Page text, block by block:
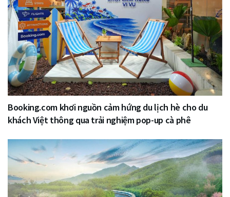
Booking.com khơi nguồn cảm hứng du lịch hè cho du
khách Việt thông qua trải nghiệm pop-up cà phê